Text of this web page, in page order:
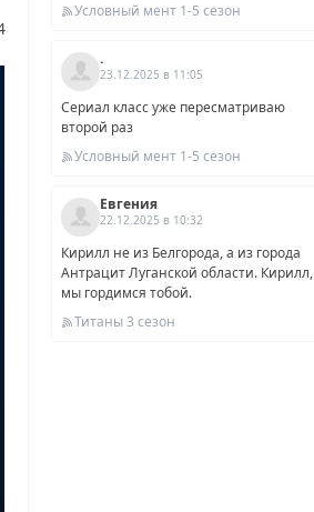
Условный мент 1-5 сезон
.
23.12.2025 в 11:05
Сериал класс уже пересматриваю
второй раз
Условный мент 1-5 сезон
Евгения
22.12.2025 в 10:32
Кирилл не из Белгорода, а из города
Антрацит Луганской области. Кирилл,
мы гордимся тобой.
Титаны 3 сезон